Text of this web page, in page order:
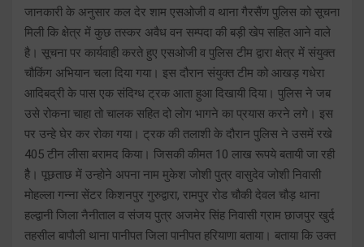
जानकारी के अनुसार कल देर शाम एसओजी व थाना गैरसैंण पुलिस को सूचना
मिली कि क्षेत्र में कुछ तस्कर अवैध वन सम्पदा की बड़ी खेप सहित आने वाले
है। सूचना पर कार्यवाही करते हुए एसओजी व पुलिस टीम द्वारा क्षेत्र में संयुक्त
चौकिंग अभियान चला दिया गया। इस दौरान संयुक्त टीम को आखड़ गधेरा
आदिबद्री के पास एक संदिग्ध ट्रक आता हुआ दिखायी दिया। पुलिस ने जब
उसे रोकना चाहा तो चालक सहित दो लोग भागने का प्रयास करने लगे। इस
पर उन्हे घेर कर रोका गया। ट्रक की तलाशी के दौरान पुलिस ने उसमें रखे
405 टीन लीसा बरामद किया। जिसकी कीमत 10 लाख रूपये बतायी जा रही
हैै। पूछताछ में उन्होने अपना नाम मुकेश जोशी पुत्र वासुदेव जोशी निवासी
मोहल्ला गन्ना सेंटर किशनपुर गुरुद्वारा, रामपुर रोड चौकी देवल चौड़ थाना
हल्द्वानी जिला नैनीताल व संजय पुत्र अजमेर सिंह निवासी ग्राम छाजपुर खुर्द
तहसील बापौली थाना पानीपत जिला पानीपत हरियाणा बताया। बताया कि उक्त